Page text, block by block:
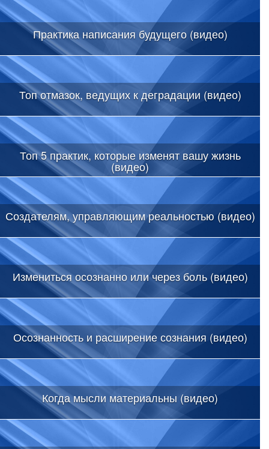
Практика написания будущего (видео)
Топ отмазок, ведущих к деградации (видео)
Топ 5 практик, которые изменят вашу жизнь
(видео)
Создателям, управляющим реальностью (видео)
Измениться осознанно или через боль (видео)
Осознанность и расширение сознания (видео)
Когда мысли материальны (видео)